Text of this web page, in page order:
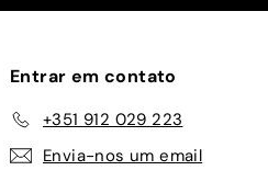
Entrar em contato
+351 912 029 223
Envia-nos um email